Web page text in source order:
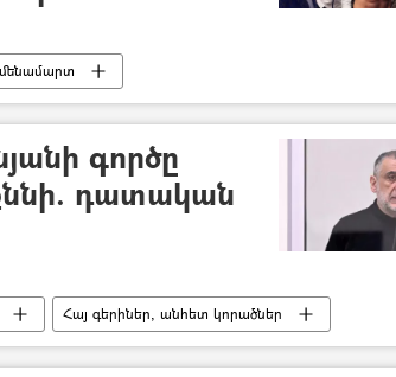
մենամարտ
գործը
դատական
Հայ գերիներ, անհետ կորածներ